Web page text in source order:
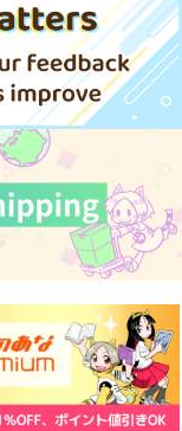
幻燈
825 （税込）
伊黒小芭内×甘露寺蜜璃
作品詳細